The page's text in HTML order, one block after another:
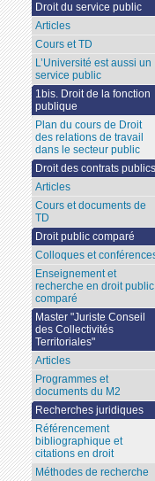
Droit du service public
Articles
Cours et TD
L’Université est aussi un
service public
1bis. Droit de la fonction
publique
Plan du cours de Droit
des relations de travail
dans le secteur public
Droit des contrats publics
Articles
Cours et documents de
TD
Droit public comparé
Colloques et
Enseignement et
recherche en droit public
comparé
Master "Juriste Conseil
des Collectivités
Territoriales"
Articles
Programmes et
documents du M2
Recherches juridiques
Référencement
bibliographique et
citations en droit
Méthodes de recherche